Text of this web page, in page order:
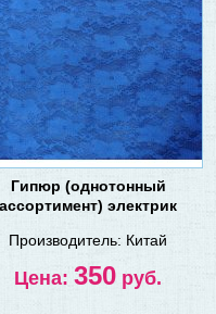
Гипюр (однотонный
ассортимент) электрик
Производитель: Китай
Цена: 350 руб.